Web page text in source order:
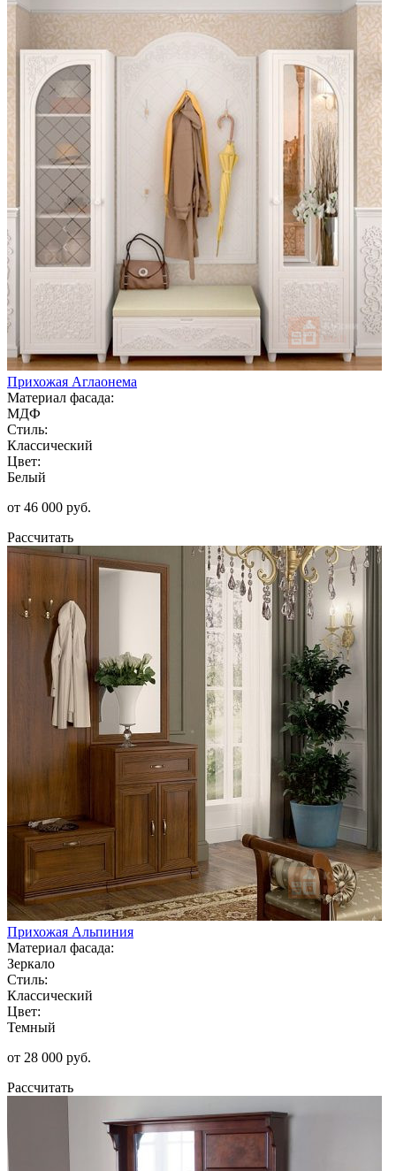
Прихожая Аглаонема
Материал фасада:
МДФ
Стиль:
Классический
Цвет:
Белый
от 46 000 руб.
Рассчитать
Прихожая Альпиния
Материал фасада:
Зеркало
Стиль:
Классический
Цвет:
Темный
от 28 000 руб.
Рассчитать